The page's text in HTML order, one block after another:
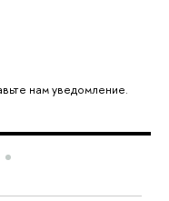
нам уведомление.